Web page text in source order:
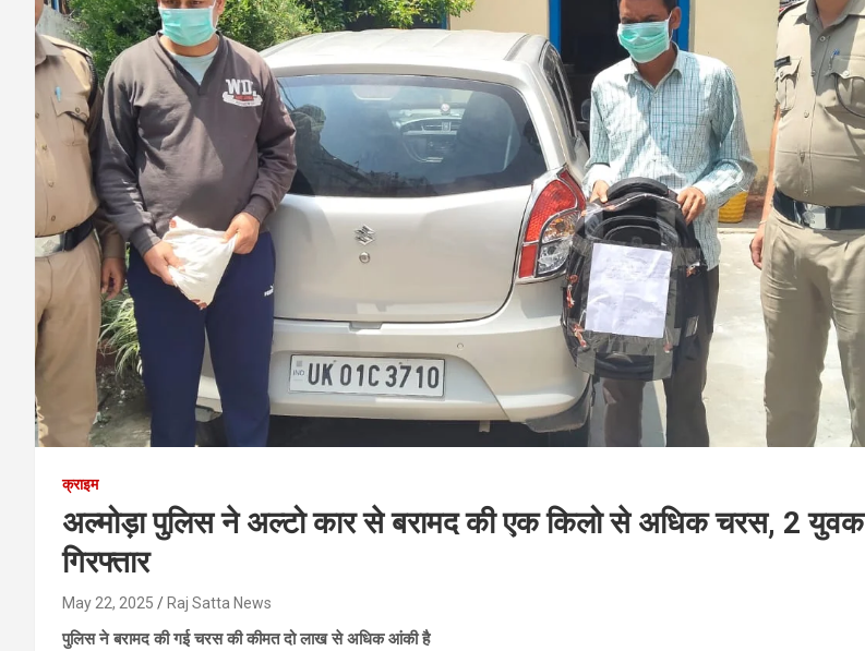
क्राइम
अल्मोड़ा पुलिस ने अल्टो कार से बरामद की एक किलो से अधिक चरस, 2 युवक
गिरफ्तार
May 22, 2025 Raj Satta News
पुलिस ने बरामद की गई चरस की कीमत दो लाख से अधिक आंकी है